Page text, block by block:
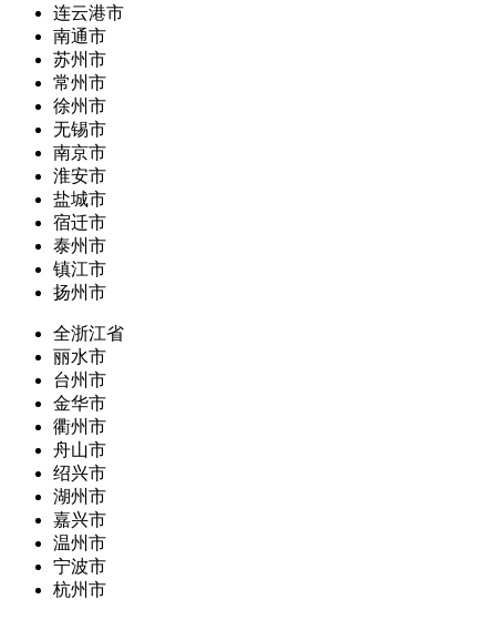
连云港市
南通市
苏州市
常州市
徐州市
无锡市
南京市
淮安市
盐城市
宿迁市
泰州市
镇江市
扬州市
全浙江省
丽水市
台州市
金华市
衢州市
舟山市
绍兴市
湖州市
嘉兴市
温州市
宁波市
杭州市